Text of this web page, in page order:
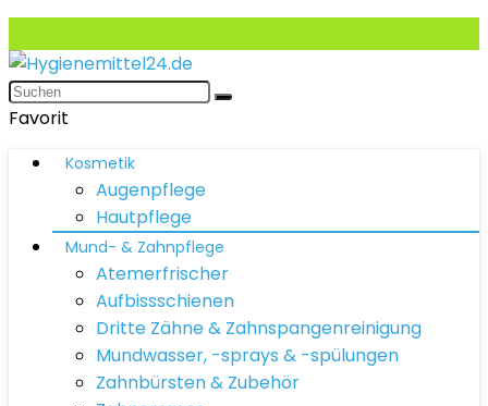
Favorit
Kosmetik
Augenpflege
Hautpflege
Mund- & Zahnpflege
Atemerfrischer
Aufbissschienen
Dritte Zähne & Zahnspangenreinigung
Mundwasser, -sprays & -spülungen
Zahnbürsten & Zubehör